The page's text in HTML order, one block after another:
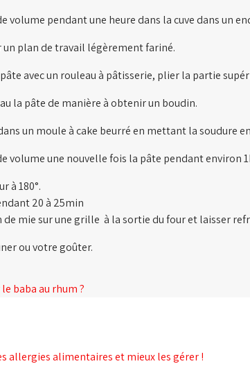
volume pendant une heure dans la cuve dans un
un plan de travail légèrement fariné.
avec un rouleau à pâtisserie, plier la partie
la pâte de manière à obtenir un boudin.
un moule à cake beurré en mettant la soudure
volume une nouvelle fois la pâte pendant environ
à 180°.
20 à 25min
de mie sur une grille à la sortie du four et laisser
ou votre goûter.
baba au rhum ?
allergies alimentaires et mieux les gérer !